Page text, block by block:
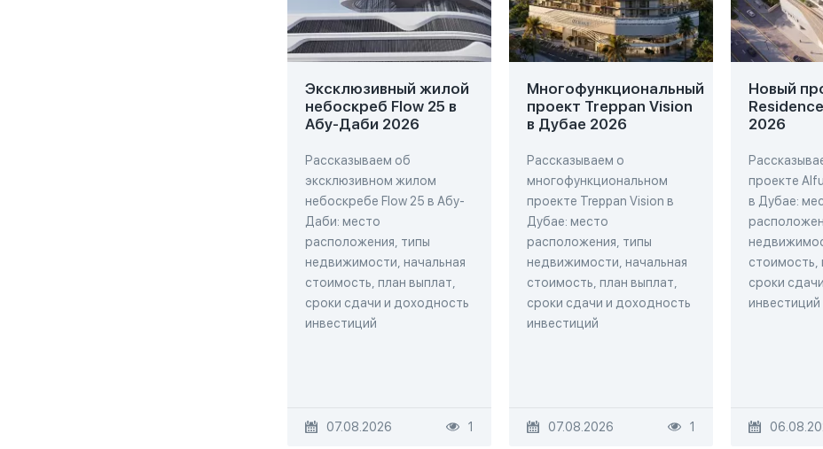
Эксклюзивный жилой
небоскреб Flow 25 в
Абу-Даби 2026
Рассказываем об
эксклюзивном жилом
небоскребе Flow 25 в Абу-
Даби: место
расположения, типы
недвижимости, начальная
стоимость, план выплат,
сроки сдачи и доходность
инвестиций
07.08.2026 1
Многофункциональный
проект Treppan Vision
в Дубае 2026
Рассказываем о
многофункциональном
проекте Treppan Vision в
Дубае: место
расположения, типы
недвижимости, начальная
стоимость, план выплат,
сроки сдачи и доходность
инвестиций
07.08.2026 1
Новый
2026
проекте
в Дубае:
стоимость,
сроки
инвестиций